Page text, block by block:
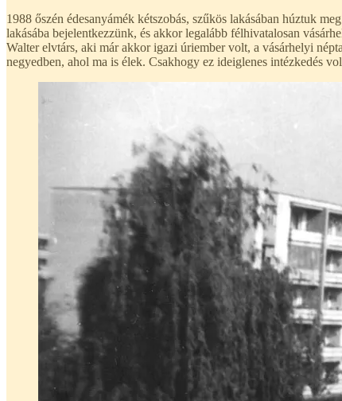
1988 őszén édesanyámék kétszobás, szűkös lakásában húztuk
lakásába bejelentkezzünk, és akkor legalább félhivatalosan
Walter elvtárs, aki már akkor igazi úriember volt, a vásárhelyi
negyedben, ahol ma is élek. Csakhogy ez ideiglenes intézkedés